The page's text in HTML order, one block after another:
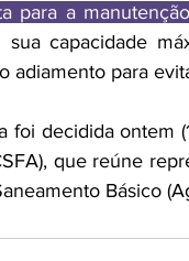
para a
sua capacidade
adiamento para
foi decidida ontem
que reúne
Básico